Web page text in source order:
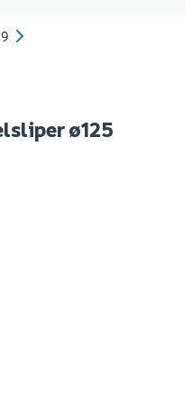
9
ø125